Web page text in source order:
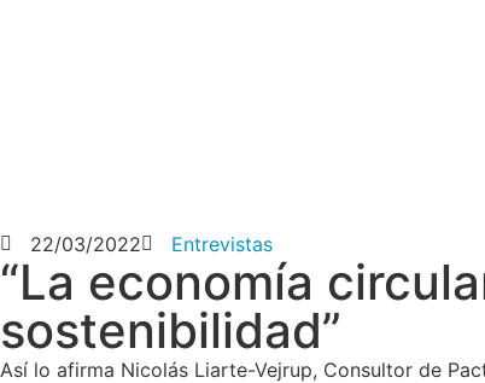
22/03/2022 Entrevistas
“La economía
sostenibilidad”
Así lo afirma Nicolás Liarte-Vejrup, Consultor de